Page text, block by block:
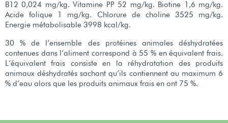
B12 0,024 mg/kg. Vitamine PP 52 mg/kg. Biotine 1,6 mg/kg.
Acide folique 1 mg/kg. Chlorure de choline 3525 mg/kg.
Energie métabolisable 3998 kcal/kg.
30 % de l’ensemble des protéines animales déshydratées
contenues dans l’aliment correspond à 55 % en équivalent frais.
L’équivalent frais consiste en la réhydratation des produits
animaux déshydratés sachant qu’ils contiennent au maximum 6
% d’eau alors que les produits animaux frais en ont 75 %.